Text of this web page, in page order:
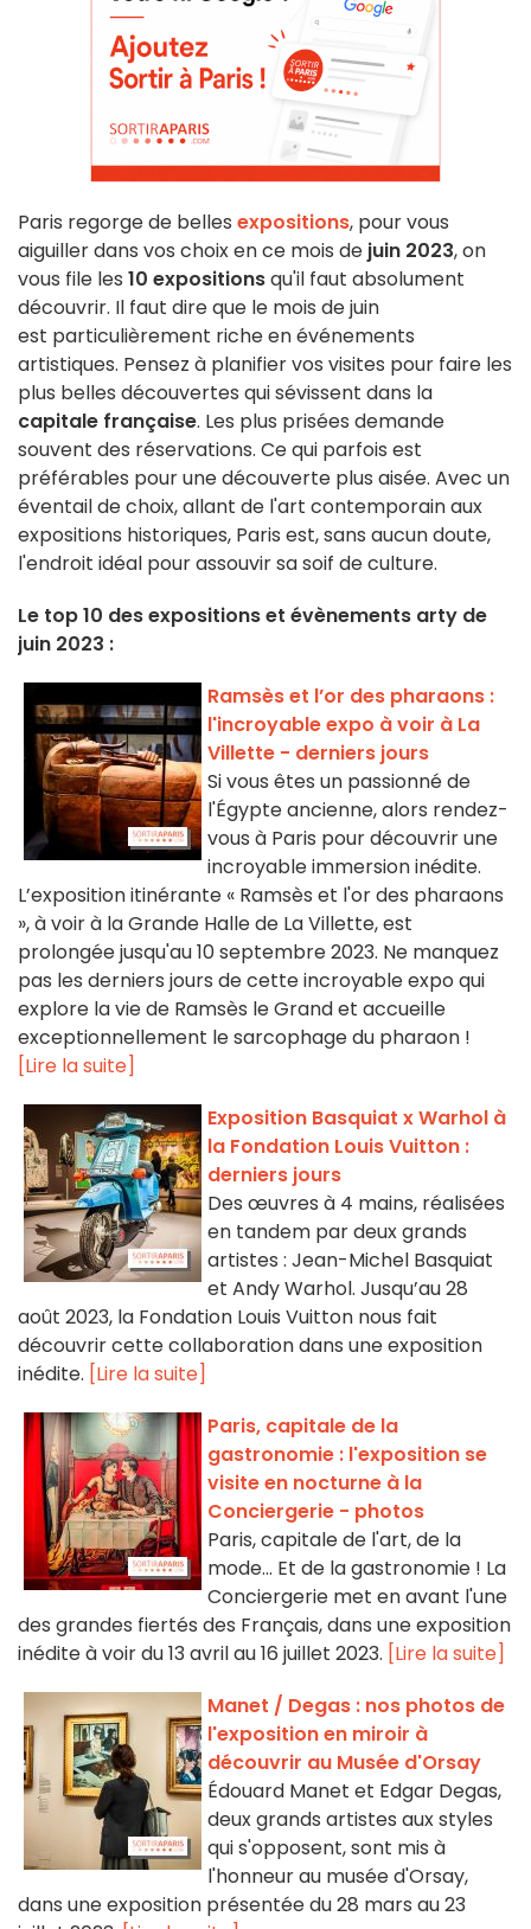
Paris regorge de belles expositions, pour vous
aiguiller dans vos choix en ce mois de juin 2023, on
vous file les 10 expositionsqu'il faut absolument
découvrir. Il faut dire que le mois de juin
est particulièrement riche en événements
artistiques. Pensez à planifier vos visites pour faire les
plus belles découvertes qui sévissent dans la
capitale française. Les plus prisées demande
souvent des réservations. Ce qui parfois est
préférables pour une découverte plus aisée. Avec un
éventail de choix, allant de l'art contemporain aux
expositions historiques, Paris est, sans aucun doute,
l'endroit idéal pour assouvir sa soif de culture.
Le top 10 des expositions et évènements arty de
juin 2023 :
Ramsès et l’or des pharaons :
l'incroyable expo à voir à La
Villette - derniers jours
Si vous êtes un passionné de
l'Égypte ancienne, alors rendez-
vous à Paris pour découvrir une
incroyable immersion inédite.
L’exposition itinérante « Ramsès et l'or des pharaons
», à voir à la Grande Halle de La Villette, est
prolongée jusqu'au 10 septembre 2023. Ne manquez
pas les derniers jours de cette incroyable expo qui
explore la vie de Ramsès le Grand et accueille
exceptionnellement le sarcophage du pharaon !
[Lire la suite]
Exposition Basquiat x Warhol à
la Fondation Louis Vuitton :
derniers jours
Des œuvres à 4 mains, réalisées
en tandem par deux grands
artistes : Jean-Michel Basquiat
et Andy Warhol. Jusqu’au 28
août 2023, la Fondation Louis Vuitton nous fait
découvrir cette collaboration dans une exposition
inédite. [Lire la suite]
Paris, capitale de la
gastronomie : l'exposition se
visite en nocturne à la
Conciergerie - photos
Paris, capitale de l'art, de la
mode... Et de la gastronomie ! La
Conciergerie met en avant l'une
des grandes fiertés des Français, dans une exposition
inédite à voir du 13 avril au 16 juillet 2023. [Lire la suite]
Manet / Degas : nos photos de
l'exposition en miroir à
découvrir au Musée d'Orsay
Édouard Manet et Edgar Degas,
deux grands artistes aux styles
qui s'opposent, sont mis à
l'honneur au musée d'Orsay,
dans une exposition présentée du 28 mars au 23